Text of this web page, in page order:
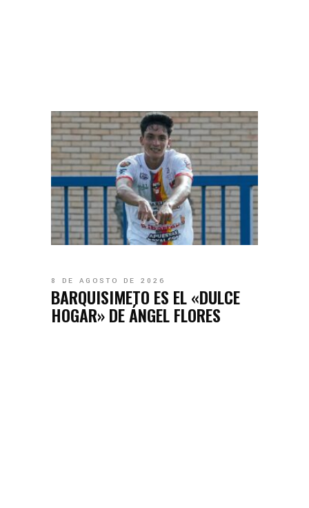
8 DE AGOSTO DE 2026
BARQUISIMETO ES EL «DULCE
HOGAR» DE ÁNGEL FLORES